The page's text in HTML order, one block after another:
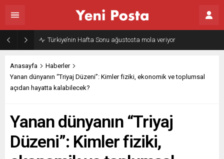
Gazze’nin geleceği: Teknokratik kontrol mü, kolonializm mi?
Anasayfa
Haberler
Yanan dünyanın “Triyaj Düzeni”: Kimler fiziki, ekonomik ve toplumsal
açıdan hayatta kalabilecek?
Yanan dünyanın “Triyaj
Düzeni”: Kimler fiziki,